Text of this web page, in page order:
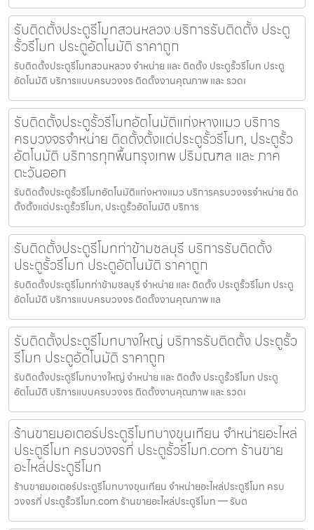
รับติดตั้งประตูรีโมทสวนหลวง บริการรับติดตั้ง ประตู
รั้วรีโมท ประตูอัตโนมัติ ราคาถูก
รับติดตั้งประตูรีโมทสวนหลวง จำหน่าย และ ติดตั้ง ประตูรั้วรีโมท ประตู
อัตโนมัติ บริการแบบครบวงจร ติดตั้งงานคุณภาพ และ รวดเ
รับติดตั้งประตูรั้วรีโมทอัตโนมัติแก่งหางแมว บริการ
ครบวงจรจำหน่าย ติดตั้งตั้งแต่ประตูรั้วรีโมท, ประตูรั้ว
อัตโนมัติ บริการทุกพื้นกรุงเทพ ปริมณฑล และ ภาค
ตะวันออก
รับติดตั้งประตูรั้วรีโมทอัตโนมัติแก่งหางแมว บริการครบวงจรจำหน่าย ติด
ตั้งตั้งแต่ประตูรั้วรีโมท, ประตูรั้วอัตโนมัติ บริการ
รับติดตั้งประตูรีโมทท่าข้ามชลบุรี บริการรับติดตั้ง
ประตูรั้วรีโมท ประตูอัตโนมัติ ราคาถูก
รับติดตั้งประตูรีโมทท่าข้ามชลบุรี จำหน่าย และ ติดตั้ง ประตูรั้วรีโมท ประตู
อัตโนมัติ บริการแบบครบวงจร ติดตั้งงานคุณภาพ แล
รับติดตั้งประตูรีโมทบางใหญ่ บริการรับติดตั้ง ประตูรั้ว
รีโมท ประตูอัตโนมัติ ราคาถูก
รับติดตั้งประตูรีโมทบางใหญ่ จำหน่าย และ ติดตั้ง ประตูรั้วรีโมท ประตู
อัตโนมัติ บริการแบบครบวงจร ติดตั้งงานคุณภาพ และ รวดเ
ร้านขายมอเตอร์ประตูรีโมทบางขุนเทียน จำหน่ายอะไหล่
ประตูรีโมท ครบวงจรที่ ประตูรั้วรีโมท.com ร้านขาย
อะไหล่ประตูรีโมท
ร้านขายมอเตอร์ประตูรีโมทบางขุนเทียน จำหน่ายอะไหล่ประตูรีโมท ครบ
วงจรที่ ประตูรั้วรีโมท.com ร้านขายอะไหล่ประตูรีโมท — รับต